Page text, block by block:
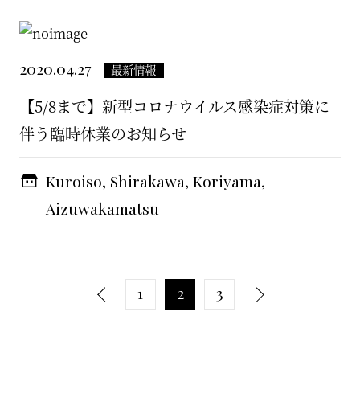
2020.04.27 最新情報
【5/8まで】新型コロナウイルス感染症対策に
伴う臨時休業のお知らせ
Kuroiso, Shirakawa, Koriyama,
Aizuwakamatsu
1 2 3